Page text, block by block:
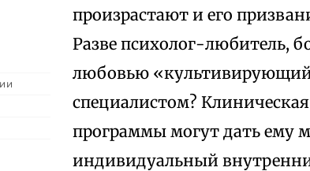
произрастают и его
Разве психолог-любитель,
любовью
специалистом?
программы могут дать ему
индивидуальный